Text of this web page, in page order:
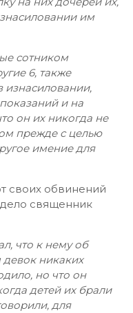
им
сотником
6, также
и на
он их никогда не
прежде с целью
имение для
своих обвинений
дело священник
что к нему об
никаких
но что он
детей их брали
для